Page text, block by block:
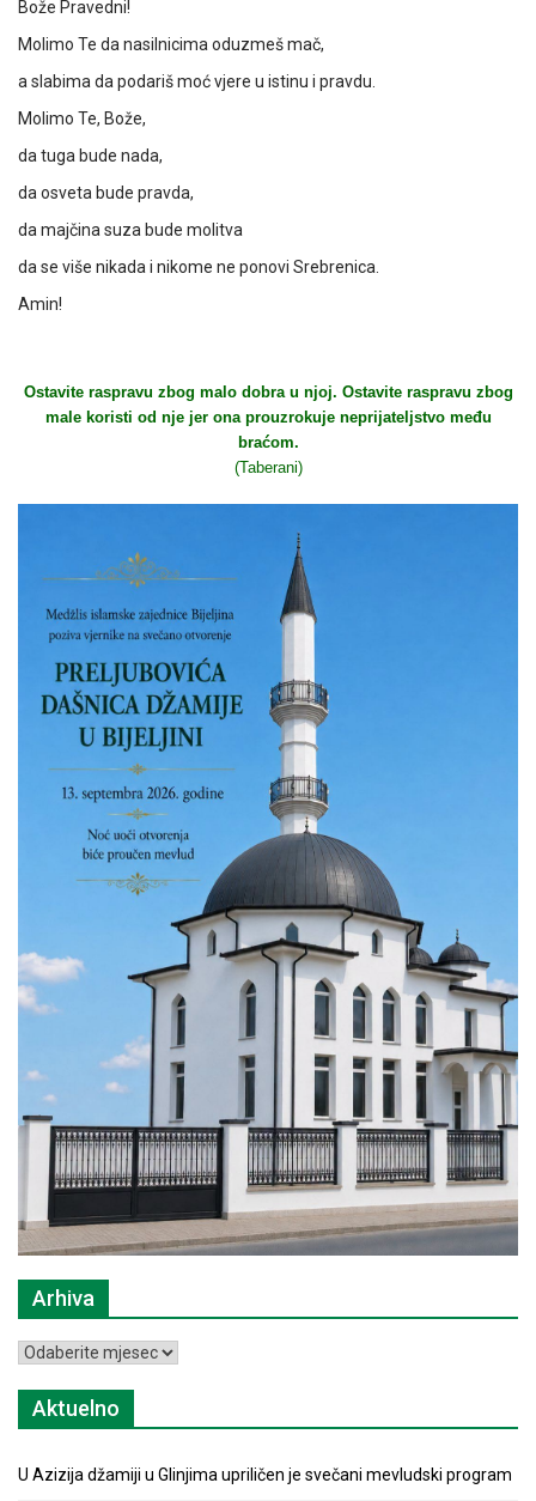
Bože Pravedni!
Molimo Te da nasilnicima oduzmeš mač,
a slabima da podariš moć vjere u istinu i pravdu.
Molimo Te, Bože,
da tuga bude nada,
da osveta bude pravda,
da majčina suza bude molitva
da se više nikada i nikome ne ponovi Srebrenica.
Amin!
Ostavite raspravu zbog malo dobra u njoj. Ostavite raspravu zbog
male koristi od nje jer ona prouzrokuje neprijateljstvo među
braćom.
(Taberani)
Arhiva
Arhiva
Aktuelno
U Azizija džamiji u Glinjima upriličen je svečani mevludski program